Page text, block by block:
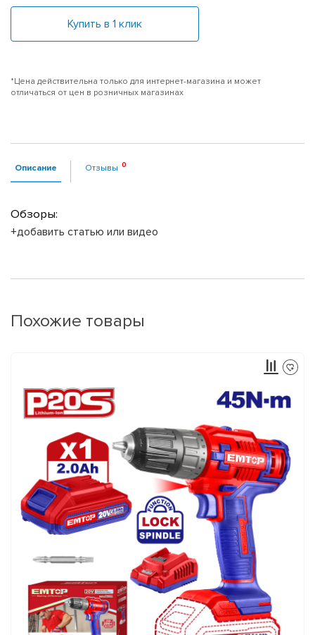
Купить в 1 клик
*Цена действительна только для интернет-магазина и может
отличаться от цен в розничных магазинах
Описание Отзывы
Обзоры:
+добавить статью или видео
Похожие товары